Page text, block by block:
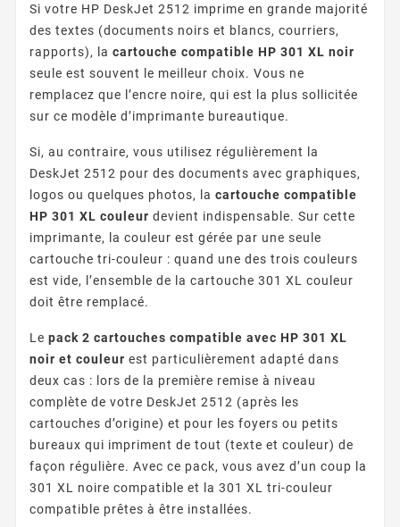
Si votre HP DeskJet 2512 imprime en grande majorité
des textes (documents noirs et blancs, courriers,
rapports), la cartouche compatible HP 301 XL noir
seule est souvent le meilleur choix. Vous ne
remplacez que l’encre noire, qui est la plus sollicitée
sur ce modèle d’imprimante bureautique.
Si, au contraire, vous utilisez régulièrement la
DeskJet 2512 pour des documents avec graphiques,
logos ou quelques photos, la cartouche compatible
HP 301 XL couleur devient indispensable. Sur cette
imprimante, la couleur est gérée par une seule
cartouche tri-couleur : quand une des trois couleurs
est vide, l’ensemble de la cartouche 301 XL couleur
doit être remplacé.
Le pack 2 cartouches compatible avec HP 301 XL
noir et couleur est particulièrement adapté dans
deux cas : lors de la première remise à niveau
complète de votre DeskJet 2512 (après les
cartouches d’origine) et pour les foyers ou petits
bureaux qui impriment de tout (texte et couleur) de
façon régulière. Avec ce pack, vous avez d’un coup la
301 XL noire compatible et la 301 XL tri-couleur
compatible prêtes à être installées.